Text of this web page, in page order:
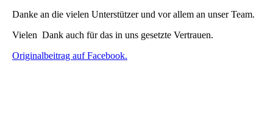
Danke an die vielen Unterstützer und vor allem an unser Team.
Vielen Dank auch für das in uns gesetzte Vertrauen.
Originalbeitrag auf Facebook.